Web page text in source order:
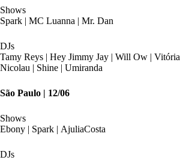
Shows
Spark | MC Luanna | Mr. Dan
DJs
Tamy Reys | Hey Jimmy Jay | Will Ow | Vitória
Nicolau | Shine | Umiranda
São Paulo | 12/06
Shows
Ebony | Spark | AjuliaCosta
DJs